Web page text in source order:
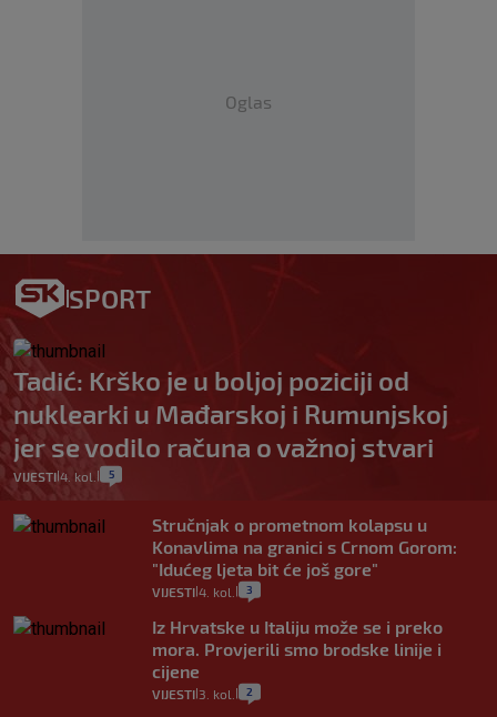
Oglas
SPORT
Tadić: Krško je u boljoj poziciji od
nuklearki u Mađarskoj i Rumunjskoj
jer se vodilo računa o važnoj stvari
VIJESTI 4. kol. 5
Stručnjak o prometnom kolapsu u
Konavlima na granici s Crnom Gorom:
"Idućeg ljeta bit će još gore"
VIJESTI 4. kol. 3
Iz Hrvatske u Italiju može se i preko
mora. Provjerili smo brodske linije i
cijene
VIJESTI 3. kol. 2